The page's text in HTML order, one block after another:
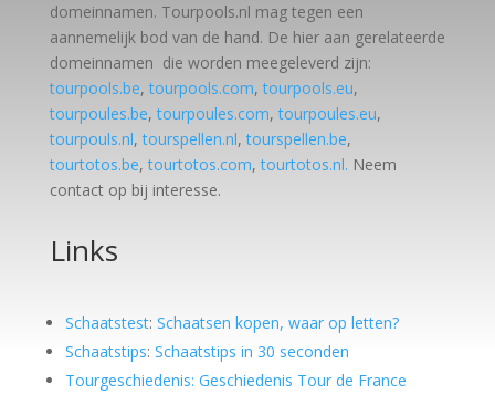
domeinnamen. Tourpools.nl mag tegen een
aannemelijk bod van de hand. De hier aan gerelateerde
domeinnamen die worden meegeleverd zijn:
tourpools.be,tourpools.com,tourpools.eu,
tourpoules.be,tourpoules.com,tourpoules.eu,
tourpouls.nl,tourspellen.nl,tourspellen.be,
tourtotos.be,tourtotos.com,tourtotos.nl. Neem
contact op bij interesse.
Links
Schaatstest: Schaatsen kopen, waar op letten?
Schaatstips: Schaatstips in 30 seconden
Tourgeschiedenis: Geschiedenis Tour de France